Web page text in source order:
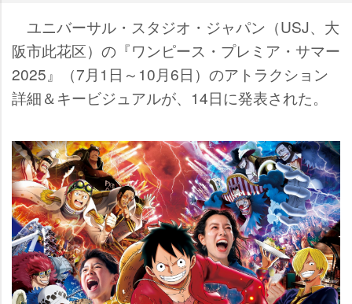
ユニバーサル・スタジオ・ジャパン（USJ、大
阪市此花区）の『ワンピース・プレミア・サマー
2025』（7月1日～10月6日）のアトラクション
詳細＆キービジュアルが、14日に発表された。